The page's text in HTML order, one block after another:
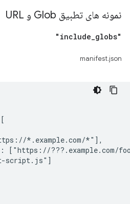
نمونه های تطبیق Glob و URL
"include
_globs"
manifest.json
*.example.com/*"],
["https://???.example.com/
script.js"]